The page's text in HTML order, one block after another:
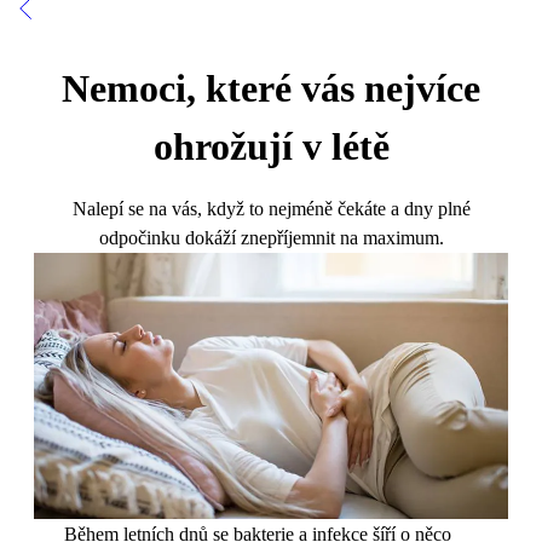
Nemoci, které vás nejvíce
ohrožují v létě
Nalepí se na vás, když to nejméně čekáte a dny plné
odpočinku dokáží znepříjemnit na maximum.
Během letních dnů se bakterie a infekce šíří o něco